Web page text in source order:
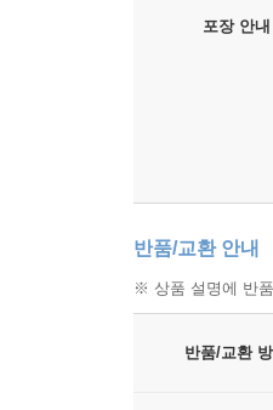
포장 안내
반품/교환 안내
※ 상품 설명에 반
반품/교환 방